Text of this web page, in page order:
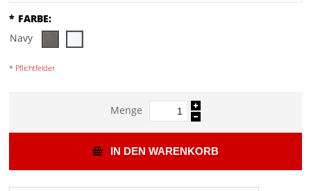
* FARBE:
Navy
* Pflichtfelder
Menge
IN DEN WARENKORB